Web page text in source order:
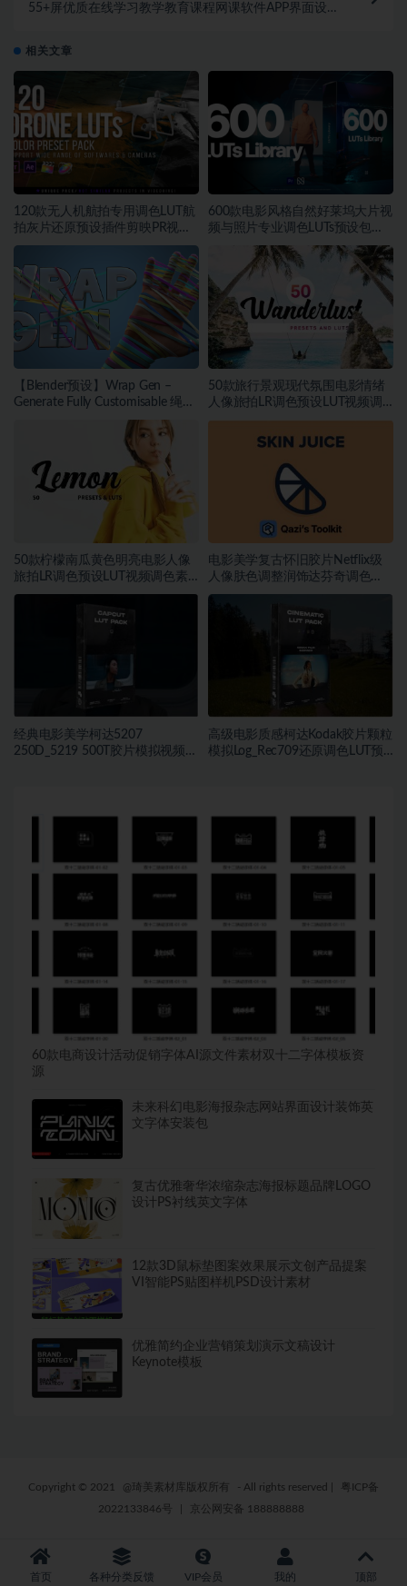
55+屏优质在线学习教学教育课程网课软件APP界面设
相关文章
120款无人机航拍专用调色LUT航
拍灰片还原预设插件剪映PR视频
调色
600款电影风格自然好莱坞大片视
频与照片专业调色LUTs预设包素
【Blender预设】Wrap Gen –
Generate Fully Customisable 绳索
50款旅行景观现代氛围电影情绪
人像旅拍LR调色预设LUT视频调
50款柠檬南瓜黄色明亮电影人像
旅拍LR调色预设LUT视频调色素
材
电影美学复古怀旧胶片Netflix级
人像肤色调整润饰达芬奇调色
DCTL插件
经典电影美学柯达5207
250D_5219 500T胶片模拟视频色
高级电影质感柯达Kodak胶片颗粒
模拟Log_Rec709还原调色LUT预
60款电商设计活动促销字体AI源文件素材双十二字体模板资
源
未来科幻电影海报杂志网站界面设计装饰英
文字体安装包
复古优雅奢华浓缩杂志海报标题品牌LOGO
设计PS衬线英文字体
12款3D鼠标垫图案效果展示文创产品提案
VI智能PS贴图样机PSD设计素材
优雅简约企业营销策划演示文稿设计
Keynote模板
Copyright © 2021 @琦美素材库版权所有 - All rights reserved
粤ICP备
2022133846号
京公网安备 188888888
首页 各种分类反馈 VIP会员 我的 顶部